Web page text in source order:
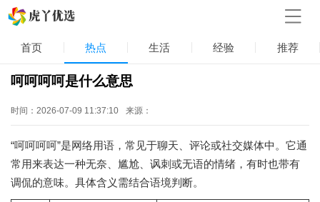
首页 热点 生活 经验 推荐
呵呵呵呵是什么意思
时间：2026-07-09 11:37:10 来源：
“呵呵呵呵”是网络用语，常见于聊天、评论或社交媒体中。它通
常用来表达一种无奈、尴尬、讽刺或无语的情绪，有时也带有
调侃的意味。具体含义需结合语境判断。